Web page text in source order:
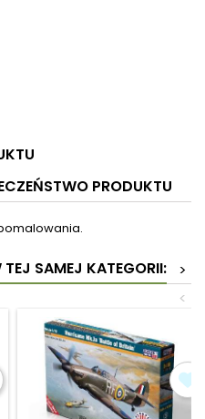
PRODUKTU
SAMEJ KATEGORII:
>
<